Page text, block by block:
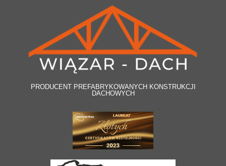
PRODUCENT PREFABRYKOWANYCH KONSTRUKCJI
DACHOWYCH